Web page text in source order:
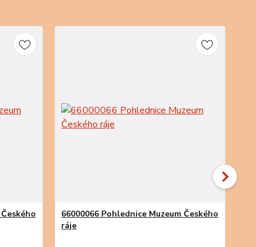
66000066 Pohlednice Muzeum Českého
ráje